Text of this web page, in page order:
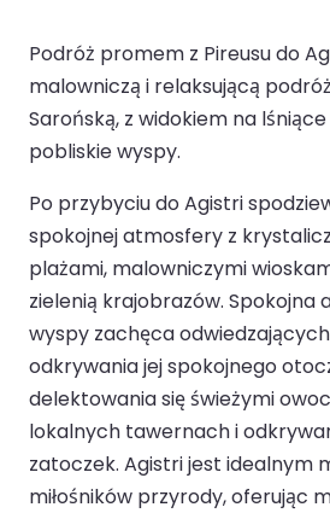
Podróż promem z Pireusu do
malowniczą i relaksującą
Sarońską, z widokiem na
pobliskie wyspy.
Po przybyciu do Agistri
spokojnej atmosfery z
plażami, malowniczymi
zielenią krajobrazów. Spokojna
wyspy zachęca
odkrywania jej spokojnego
delektowania się świeżymi
lokalnych tawernach i
zatoczek. Agistri jest idealnym
miłośników przyrody, oferując